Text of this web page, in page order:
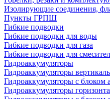
Изолирующие соединения,
Пункты ГРПШ
Гибкие подводки
Гибкие подводки для воды
Гибкие подводки для газа
Гибкие подводки для
Гидроаккумуляторы
Гидроаккумуляторы
Гидроаккумуляторы с
Гидроаккумуляторы